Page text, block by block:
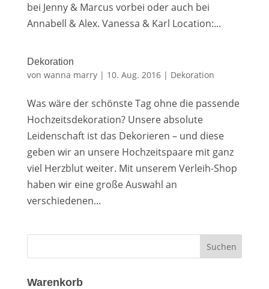
bei Jenny & Marcus vorbei oder auch bei
Annabell & Alex. Vanessa & Karl Location:...
Dekoration
von wanna marry| 10. Aug. 2016| Dekoration
Was wäre der schönste Tag ohne die passende
Hochzeitsdekoration? Unsere absolute
Leidenschaft ist das Dekorieren – und diese
geben wir an unsere Hochzeitspaare mit ganz
viel Herzblut weiter. Mit unserem Verleih-Shop
haben wir eine große Auswahl an
verschiedenen...
Warenkorb